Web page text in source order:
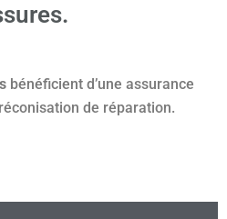
bénéficient d’une assurance
de réparation.